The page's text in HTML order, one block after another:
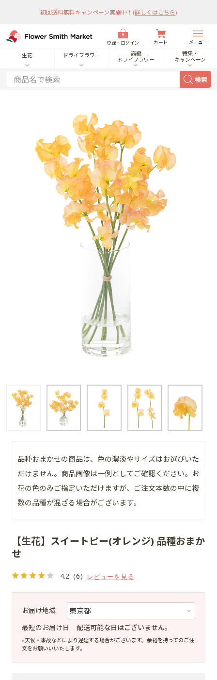
初回送料無料キャンペーン実施中！ (詳しくはこちら)
登録・ログイン カート メニュー
生花 ドライフラワー
高級
ドライフラワー
特集・
キャンペーン
検索
【生花】スイートピー(オレンジ) 品種おまか
せ
お届け地域
最短のお届け日
配送可能な日はございません。
※天候・事故などにより遅延する場合がございます。余裕を持ってのご注
文をお願いいいたします。
品種おまかせの商品は、色の濃淡やサイズはお選びいた
だけません。商品画像は一例としてご確認ください。お
花の色のみご指定いただけますが、ご注文本数の中に複
数の品種が混ざる場合がございます。
4.2（6） レビューを見る